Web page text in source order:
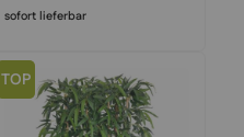
sofort lieferbar
TOP